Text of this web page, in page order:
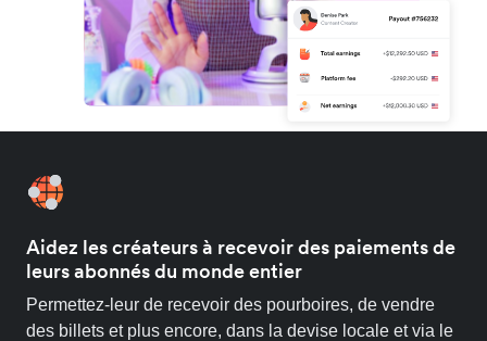
Aidez les créateurs à recevoir des paiements de
leurs abonnés du monde entier
Permettez-leur de recevoir des pourboires, de vendre
des billets et plus encore, dans la devise locale et via le